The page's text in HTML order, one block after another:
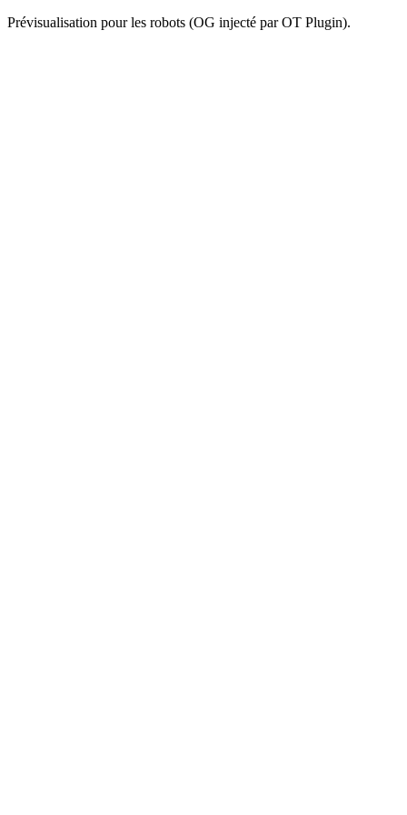
Prévisualisation pour les robots (OG injecté par OT Plugin).